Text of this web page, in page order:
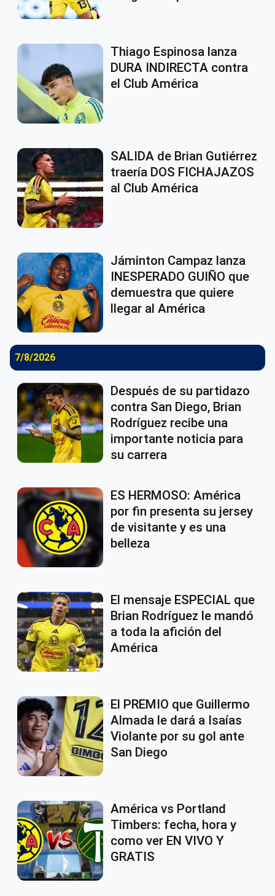
Thiago Espinosa lanza
DURA INDIRECTA contra
el Club América
SALIDA de Brian Gutiérrez
traería DOS FICHAJAZOS
al Club América
Jáminton Campaz lanza
INESPERADO GUIÑO que
demuestra que quiere
llegar al América
7/8/2026
Después de su partidazo
contra San Diego, Brian
Rodríguez recibe una
importante noticia para
su carrera
ES HERMOSO: América
por fin presenta su jersey
de visitante y es una
belleza
El mensaje ESPECIAL que
Brian Rodríguez le mandó
a toda la afición del
América
El PREMIO que Guillermo
Almada le dará a Isaías
Violante por su gol ante
San Diego
América vs Portland
Timbers: fecha, hora y
como ver EN VIVO Y
GRATIS